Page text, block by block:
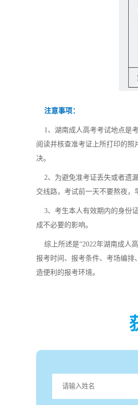
注意事项：
1、湖南成人高考考试地点是
阅读并核查准考证上所打印的
决。
2、为避免准考证丢失或者遗
交线路，考试前一天不要熬夜，
3、考生本人有效期内的身份
成不必要的影响。
综上所述是“2022年湖南成人
报考时间、报考条件、考场编排
造便利的报考环境。